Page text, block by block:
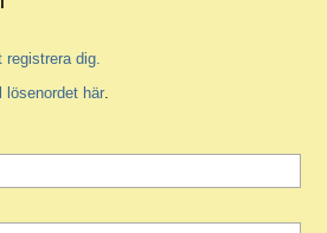
registrera dig.
lösenordet här.